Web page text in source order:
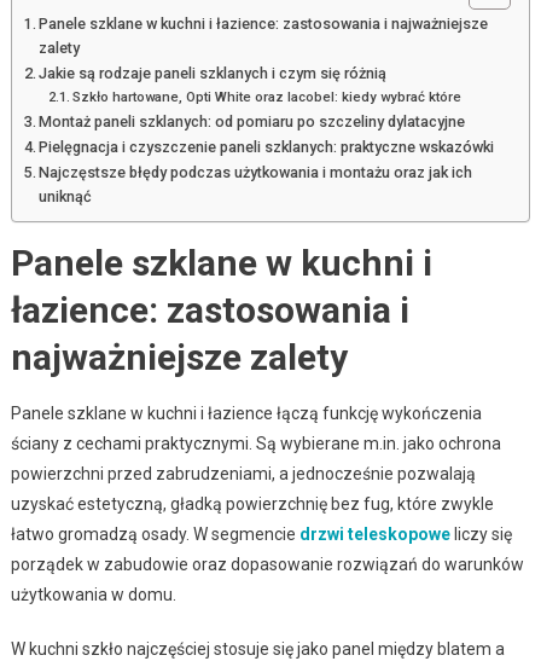
Panele szklane w kuchni i łazience: zastosowania i najważniejsze
zalety
Jakie są rodzaje paneli szklanych i czym się różnią
Szkło hartowane, Opti White oraz lacobel: kiedy wybrać które
Montaż paneli szklanych: od pomiaru po szczeliny dylatacyjne
Pielęgnacja i czyszczenie paneli szklanych: praktyczne wskazówki
Najczęstsze błędy podczas użytkowania i montażu oraz jak ich
uniknąć
Panele szklane w kuchni i
łazience: zastosowania i
najważniejsze zalety
Panele szklane w kuchni i łazience łączą funkcję wykończenia
ściany z cechami praktycznymi. Są wybierane m.in. jako ochrona
powierzchni przed zabrudzeniami, a jednocześnie pozwalają
uzyskać estetyczną, gładką powierzchnię bez fug, które zwykle
łatwo gromadzą osady. W segmencie drzwi teleskopoweliczy się
porządek w zabudowie oraz dopasowanie rozwiązań do warunków
użytkowania w domu.
W kuchni szkło najczęściej stosuje się jako panel między blatem a